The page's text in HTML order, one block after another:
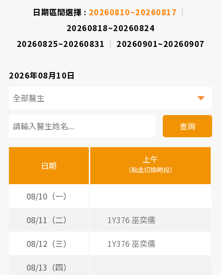
日期區間選擇 : 20260810~20260817
20260818~20260824
20260825~20260831
20260901~20260907
2026年08月10日
診
醫
時
查詢
日期
上午
（點此切換時段）
08/10（一）
08/11（二）
1Y376 巫奕儒
08/12（三）
1Y376 巫奕儒
08/13（四）